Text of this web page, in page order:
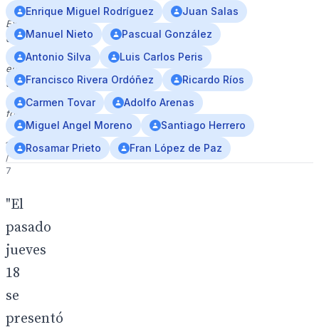
'Los
Exploradores
de
Sevilla'
en
un
entorno
formal.
1
/
7
"El
pasado
jueves
18
se
presentó
Enrique Miguel Rodríguez
Juan Salas
Manuel Nieto
Pascual González
Antonio Silva
Luis Carlos Peris
Francisco Rivera Ordóñez
Ricardo Ríos
Carmen Tovar
Adolfo Arenas
Miguel Angel Moreno
Santiago Herrero
Rosamar Prieto
Fran López de Paz